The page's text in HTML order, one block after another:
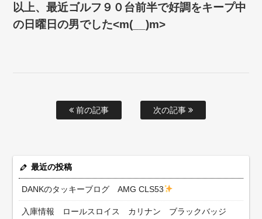
以上、最近ゴルフ９０台前半で好調をキープ中
の日曜日の男でした<m(__)m>
前の記事 次の記事
最近の投稿
DANKのタッキーブログ AMG CLS53
入庫情報 ロールスロイス カリナン ブラックバッジ